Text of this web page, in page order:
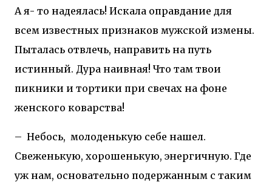
А я- то надеялась! Искала оправдание для
всем известных признаков мужской измены.
Пыталась отвлечь, направить на путь
истинный. Дура наивная! Что там твои
пикники и тортики при свечах на фоне
женского коварства!
– Небось, молоденькую себе нашел.
Свеженькую, хорошенькую, энергичную. Где
уж нам, основательно подержанным с таким